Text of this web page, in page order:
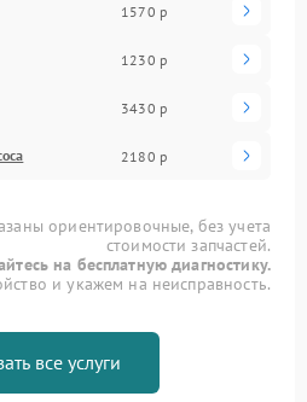
1570 р
1230 р
3430 р
2180 р
ориентировочные, без учета
стоимости запчастей.
на бесплатную диагностику.
и укажем на неисправность.
все услуги